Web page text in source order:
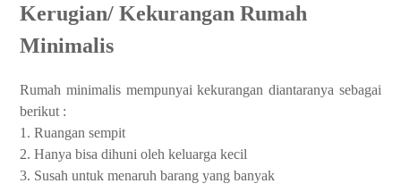
Kerugian/ Kekurangan Rumah
Minimalis
Rumah minimalis mempunyai kekurangan diantaranya sebagai
berikut :
1. Ruangan sempit
2. Hanya bisa dihuni oleh keluarga kecil
3. Susah untuk menaruh barang yang banyak